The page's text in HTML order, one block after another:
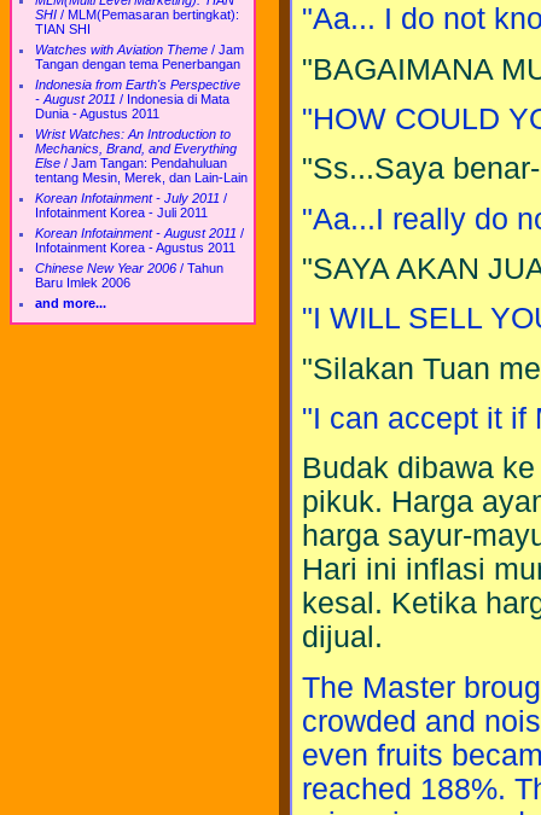
SHI / MLM(Pemasaran bertingkat):
TIAN SHI
Watches with Aviation Theme / Jam
Tangan dengan tema Penerbangan
Indonesia from Earth's Perspective
- August 2011 / Indonesia di Mata
Dunia - Agustus 2011
Wrist Watches: An Introduction to
Mechanics, Brand, and Everything
Else / Jam Tangan: Pendahuluan
tentang Mesin, Merek, dan Lain-Lain
Korean Infotainment - July 2011 /
Infotainment Korea - Juli 2011
Korean Infotainment - August 2011 /
Infotainment Korea - Agustus 2011
Chinese New Year 2006 / Tahun
Baru Imlek 2006
and more...
"Aa... I do not
"BAGAIMANA
"HOW COULD
"Ss...Saya
"Aa...I really do
"SAYA AKAN
"I WILL SELL
"Silakan Tuan
"I can accept it if
Budak dibawa
pikuk. Harga
harga sayur-
Hari ini inflasi
kesal. Ketika
dijual.
The Master
crowded and
even fruits
reached 188%.